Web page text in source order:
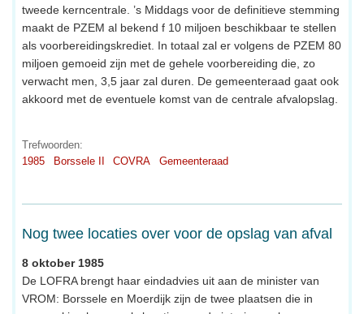
tweede kerncentrale. ’s Middags voor de definitieve stemming
maakt de PZEM al bekend f 10 miljoen beschikbaar te stellen
als voorbereidingskrediet. In totaal zal er volgens de PZEM 80
miljoen gemoeid zijn met de gehele voorbereiding die, zo
verwacht men, 3,5 jaar zal duren. De gemeenteraad gaat ook
akkoord met de eventuele komst van de centrale afvalopslag.
Trefwoorden:
1985
Borssele II COVRA Gemeenteraad
Nog twee locaties over voor de opslag van afval
8 oktober 1985
De LOFRA brengt haar eindadvies uit aan de minister van
VROM: Borssele en Moerdijk zijn de twee plaatsen die in